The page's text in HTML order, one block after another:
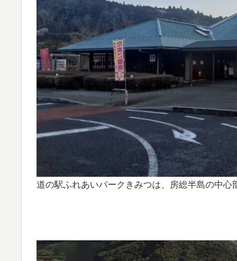
道の駅ふれあいパークきみつは、房総半島の中心